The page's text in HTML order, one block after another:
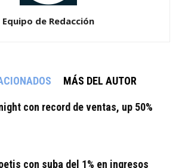
Equipo de Redacción
MÁS DEL AUTOR
con record de ventas, up 50%
con suba del 1% en ingresos